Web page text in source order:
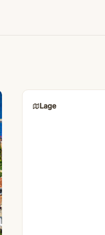
Lage